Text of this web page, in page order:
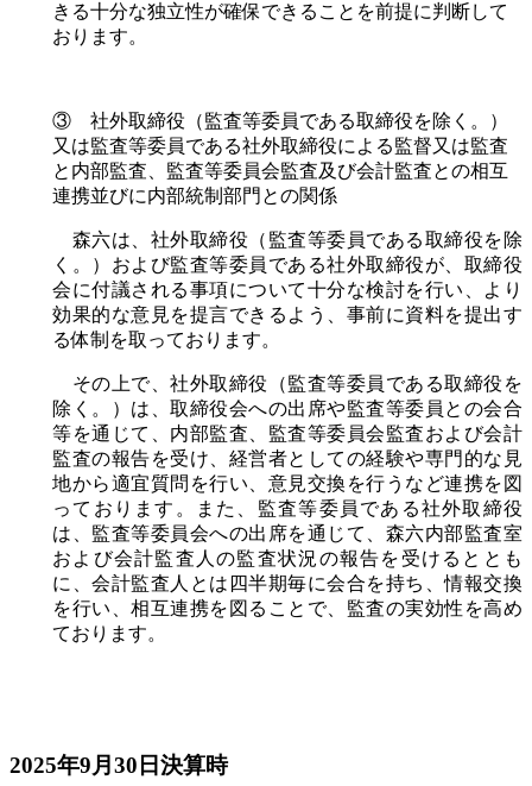
きる十分な独立性が確保できることを前提に判断して
おります。
③ 社外取締役（監査等委員である取締役を除く。）
又は監査等委員である社外取締役による監督又は監査
と内部監査、監査等委員会監査及び会計監査との相互
連携並びに内部統制部門との関係
森六は、社外取締役（監査等委員である取締役を除
く。）および監査等委員である社外取締役が、取締役
会に付議される事項について十分な検討を行い、より
効果的な意見を提言できるよう、事前に資料を提出す
る体制を取っております。
その上で、社外取締役（監査等委員である取締役を
除く。）は、取締役会への出席や監査等委員との会合
等を通じて、内部監査、監査等委員会監査および会計
監査の報告を受け、経営者としての経験や専門的な見
地から適宜質問を行い、意見交換を行うなど連携を図
っております。また、監査等委員である社外取締役
は、監査等委員会への出席を通じて、森六内部監査室
および会計監査人の監査状況の報告を受けるととも
に、会計監査人とは四半期毎に会合を持ち、情報交換
を行い、相互連携を図ることで、監査の実効性を高め
ております。
2025年9月30日決算時